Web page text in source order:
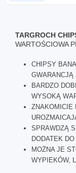
TARGROCH
WARTOŚCIOWA
CHIPSY
GWARANCJĄ
BARDZO
WYSOKĄ
ZNAKOMICIE
SPRAWDZĄ
DODATEK
MOŻNA JE
WYPIEKÓW,